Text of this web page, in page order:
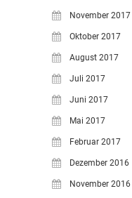
November 2017
Oktober 2017
August 2017
Juli 2017
Juni 2017
Mai 2017
Februar 2017
Dezember 2016
November 2016